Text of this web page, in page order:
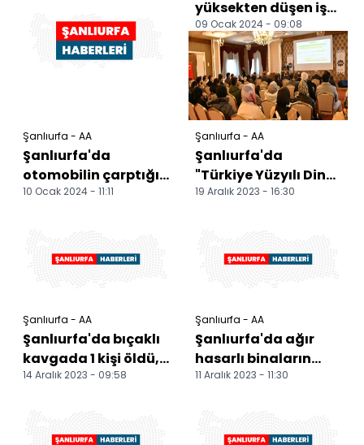
Şanlıurfa - AA
Şanlıurfa'da
otomobilin çarptığı
yaya hayatını
10 Ocak 2024 - 11:11
yüksekten düşen işçi
hayatını kaybetti
09 Ocak 2024 - 09:08
Şanlıurfa - AA
Şanlıurfa'da
"Türkiye Yüzyılı Din
Öğretimi İl Çalıştayı"
19 Aralık 2023 - 16:30
Şanlıurfa - AA
Şanlıurfa'da bıçaklı
kavgada 1 kişi öldü, 1
kişi yaralandı
14 Aralık 2023 - 09:58
Şanlıurfa - AA
Şanlıurfa'da ağır
hasarlı binaların
yüzde 86'sı yıkıldı
11 Aralık 2023 - 11:30